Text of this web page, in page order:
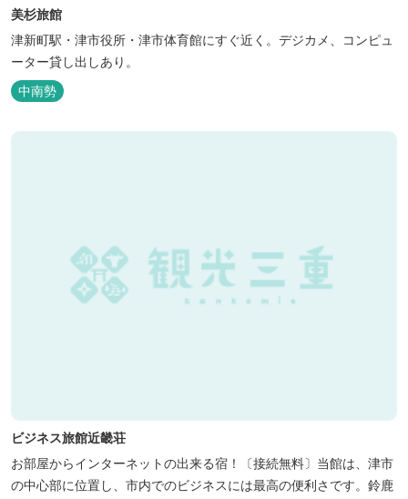
美杉旅館
津新町駅・津市役所・津市体育館にすぐ近く。デジカメ、コンピュ
ーター貸し出しあり。
中南勢
ビジネス旅館近畿荘
お部屋からインターネットの出来る宿！〔接続無料〕当館は、津市
の中心部に位置し、市内でのビジネスには最高の便利さです。鈴鹿